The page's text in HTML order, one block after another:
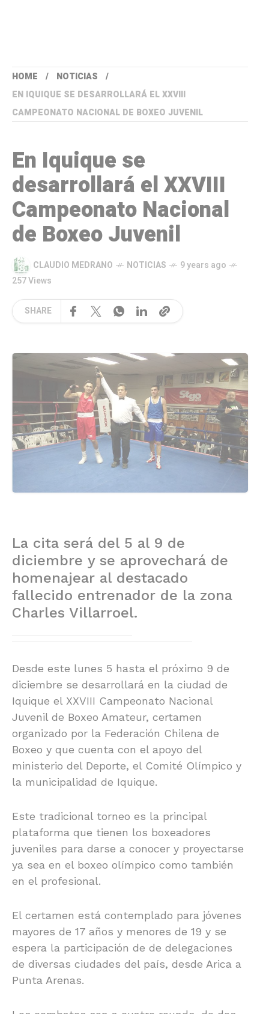
HOME
NOTICIAS
EN IQUIQUE SE DESARROLLARÁ EL XXVIII
CAMPEONATO NACIONAL DE BOXEO JUVENIL
En Iquique se
desarrollará el XXVIII
Campeonato Nacional
de Boxeo Juvenil
CLAUDIO MEDRANO NOTICIAS
9 years ago
257 Views
SHARE
La cita será del 5 al 9 de
diciembre y se aprovechará de
homenajear al destacado
fallecido entrenador de la zona
Charles Villarroel.
Desde este lunes 5 hasta el próximo 9 de
diciembre se desarrollará en la ciudad de
Iquique el XXVIII Campeonato Nacional
Juvenil de Boxeo Amateur, certamen
organizado por la Federación Chilena de
Boxeo y que cuenta con el apoyo del
ministerio del Deporte, el Comité Olímpico y
la municipalidad de Iquique.
Este tradicional torneo es la principal
plataforma que tienen los boxeadores
juveniles para darse a conocer y proyectarse
ya sea en el boxeo olímpico como también
en el profesional.
El certamen está contemplado para jóvenes
mayores de 17 años y menores de 19 y se
espera la participación de de delegaciones
de diversas ciudades del país, desde Arica a
Punta Arenas.